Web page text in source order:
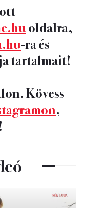
oldalra,
-ra és
tartalmait!
Kövess
,